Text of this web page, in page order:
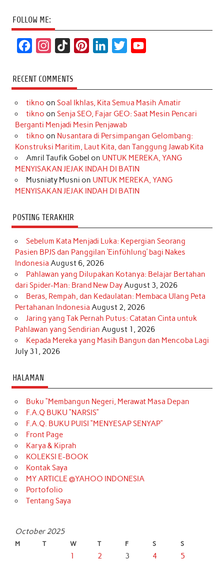
FOLLOW ME:
c
e
b
o
k
s
t
a
r
a
m
k
T
o
k
t
e
r
e
s
t
k
e
d
I
n
t
t
r
T
u
e
RECENT COMMENTS
tikno on Soal Ikhlas, Kita Semua Masih Amatir
tikno on Senja SEO, Fajar GEO: Saat Mesin Pencari
Berganti Menjadi Mesin Penjawab
tikno on Nusantara di Persimpangan Gelombang:
Konstruksi Maritim, Laut Kita, dan Tanggung Jawab Kita
Amril Taufik Gobel on UNTUK MEREKA, YANG
MENYISAKAN JEJAK INDAH DI BATIN
Musniaty Musni on UNTUK MEREKA, YANG
MENYISAKAN JEJAK INDAH DI BATIN
POSTING TERAKHIR
Sebelum Kata Menjadi Luka: Kepergian Seorang
Pasien BPJS dan Panggilan ‘Einfühlung’ bagi Nakes
Indonesia August 6, 2026
Pahlawan yang Dilupakan Kotanya: Belajar Bertahan
dari Spider-Man: Brand New DayAugust 3, 2026
Beras, Rempah, dan Kedaulatan: Membaca Ulang Peta
Pertahanan Indonesia August 2, 2026
Jaring yang Tak Pernah Putus: Catatan Cinta untuk
Pahlawan yang Sendirian August 1, 2026
Kepada Mereka yang Masih Bangun dan Mencoba Lagi
July 31, 2026
HALAMAN
Buku “Membangun Negeri, Merawat Masa Depan
F.A.Q BUKU “NARSIS”
F.A.Q. BUKU PUISI “MENYESAP SENYAP”
Front Page
Karya & Kiprah
KOLEKSI E-BOOK
Kontak Saya
MY ARTICLE @YAHOO INDONESIA
Portofolio
Tentang Saya
October 2025
M T W T F S S
1 2 3 4 5